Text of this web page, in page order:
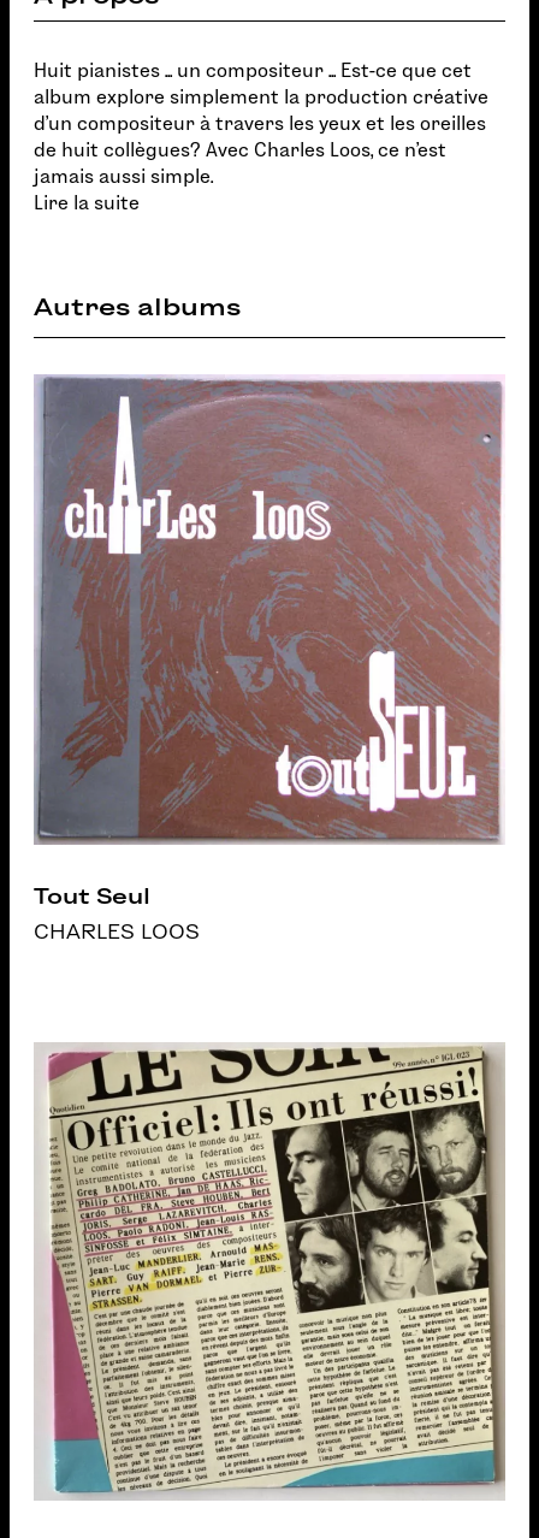
Huit pianistes ... un compositeur ... Est-ce que cet
album explore simplement la production créative
d'un compositeur à travers les yeux et les oreilles
de huit collègues? Avec Charles Loos, ce n'est
jamais aussi simple.
Lire la suite
Autres albums
Tout Seul
CHARLES LOOS